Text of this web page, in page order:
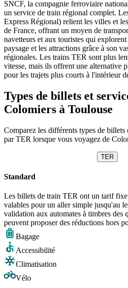
SNCF, la compagnie ferroviaire
un service de train régional complet.
Express Régional) relient les villes et
de France, offrant un moyen de
navetteurs et aux touristes qui
paysage et les attractions grâce à son
régionales. Les trains TER sont plus
vitesse, mais ils offrent une alternative
pour les trajets plus courts à l'intérieur
Types de billets et
Colomiers à Toulouse
Comparez les différents types de
par TER lorsque vous voyagez de
TER
Standard
Les billets de train TER ont un tarif
valables pour un aller simple jusqu'au
validation aux automates à timbres des
peuvent proposer des réductions hors
Bagage
Accessibilité
Climatisation
Vélo